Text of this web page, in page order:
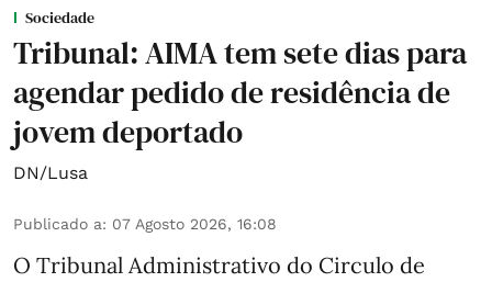
Sociedade
Tribunal: AIMA tem sete dias para
agendar pedido de residência de
jovem deportado
DN/Lusa
Publicado a: 07 Agosto 2026, 16:08
O Tribunal Administrativo do Circulo de